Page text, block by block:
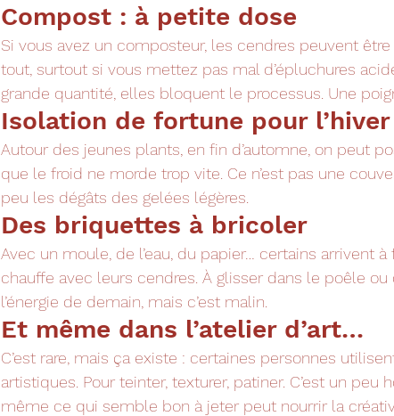
Compost : à petite dose
Si vous avez un composteur, les cendres peuvent
tout, surtout si vous mettez pas mal d’épluchures
grande quantité, elles bloquent le processus. Une
Isolation de fortune pour l’hiver
Autour des jeunes plants, en fin d’automne, on peut
que le froid ne morde trop vite. Ce n’est pas une
peu les dégâts des gelées légères.
Des briquettes à bricoler
Avec un moule, de l’eau, du papier… certains arrivent
chauffe avec leurs cendres. À glisser dans le poêle ou
l’énergie de demain, mais c’est malin.
Et même dans l’atelier d’art…
C’est rare, mais ça existe : certaines personnes
artistiques. Pour teinter, texturer, patiner. C’est un peu
même ce qui semble bon à jeter peut nourrir la